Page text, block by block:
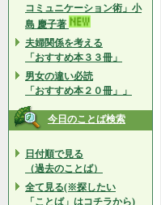
コミュニケーション術」小
島 慶子著
夫婦関係を考える
「おすすめ本３３冊」
男女の違い必読
「おすすめ本２０冊」」
今日のことば検索
日付順で見る
（過去のことば）
全て見る(※探したい
「ことば」はコチラから)